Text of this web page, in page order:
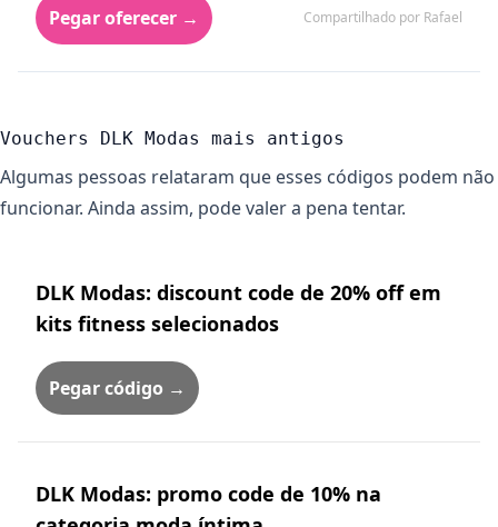
Pegar oferecer → Compartilhado por Rafael
Vouchers DLK Modas mais antigos
Algumas pessoas relataram que esses códigos podem não
funcionar. Ainda assim, pode valer a pena tentar.
DLK Modas: discount code de 20% off em
kits fitness selecionados
Pegar código →
DLK Modas: promo code de 10% na